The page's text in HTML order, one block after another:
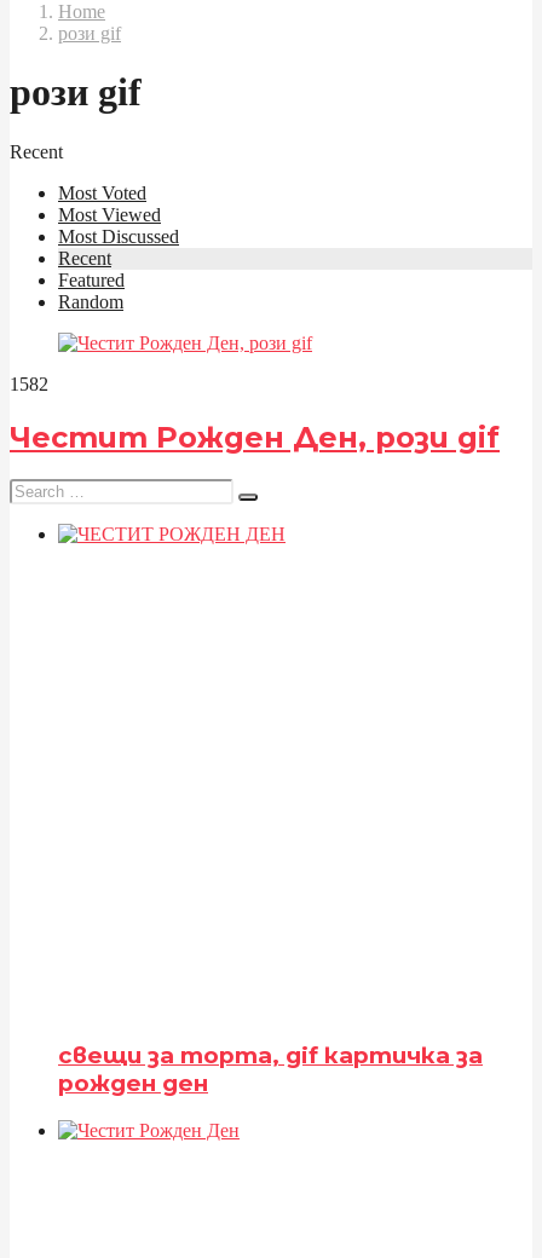
Home
рози gif
рози gif
Recent
Most Voted
Most Viewed
Most Discussed
Recent
Featured
Random
1582
Честит Рожден Ден, рози gif
Search
for:
свещи за торта, gif картичка за
рожден ден